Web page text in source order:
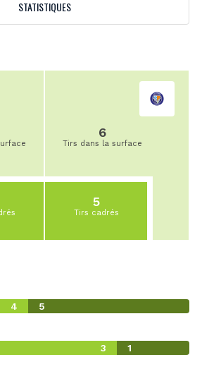
STATISTIQUES
6
Tirs dans la surface
5
Tirs cadrés
4 5
3 1